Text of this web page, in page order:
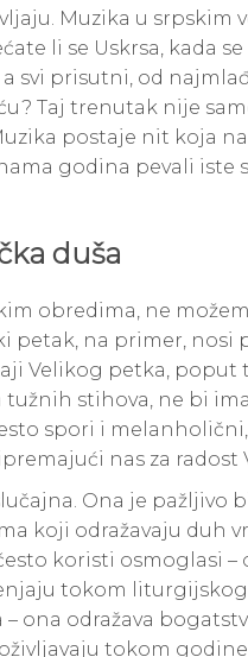
Muzika u srpskim
li se Uskrsa, kada
a svi prisutni, od
Taj trenutak nije
postaje nit koja
godina pevali iste
duša
obredima, ne
petak, na primer, nosi
Velikog petka,
stihova, ne bi
spori i
nas za radost
Ona je pažljivo
koji odražavaju duh
koristi osmoglasi –
tokom liturgijskog
ona odražava
tokom